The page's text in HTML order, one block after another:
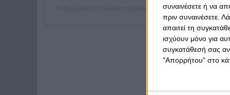
συναινέσετε ή να
πριν συναινέσετε.
απαιτεί τη
ισχύουν μόνο για
συγκατάθεσή σας
"Απορρήτου" στο
Η δημοσίευση κοινοποιήθηκε από το χρήστη